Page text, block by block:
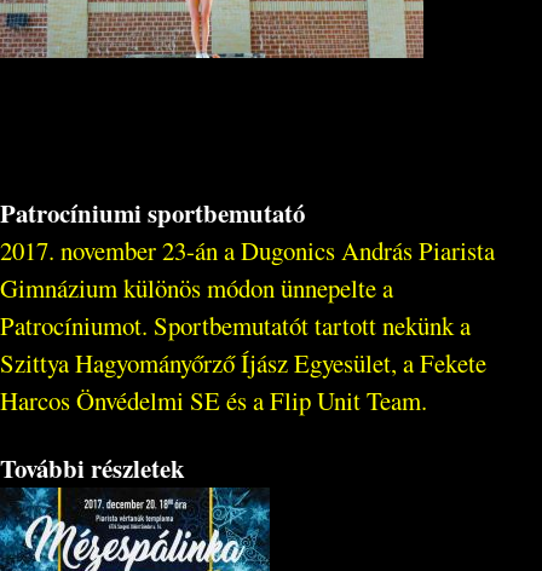
Patrocíniumi sportbemutató
2017. november 23-án a Dugonics András Piarista
Gimnázium különös módon ünnepelte a
Patrocíniumot. Sportbemutatót tartott nekünk a
Szittya Hagyományőrző Íjász Egyesület, a Fekete
Harcos Önvédelmi SE és a Flip Unit Team.
További részletek